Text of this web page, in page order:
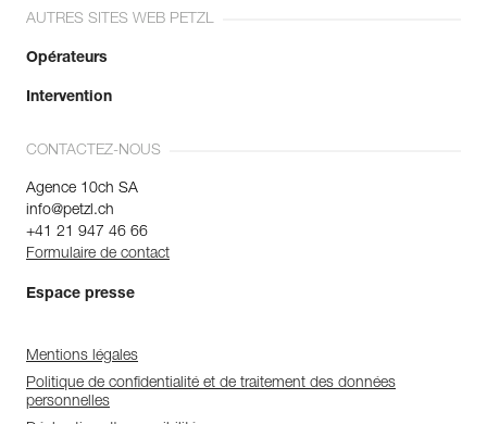
AUTRES SITES WEB PETZL
Opérateurs
Intervention
CONTACTEZ-NOUS
Agence 10ch SA
info@petzl.ch
+41 21 947 46 66
Formulaire de contact
Espace presse
Mentions légales
Politique de confidentialité et de traitement des données
personnelles